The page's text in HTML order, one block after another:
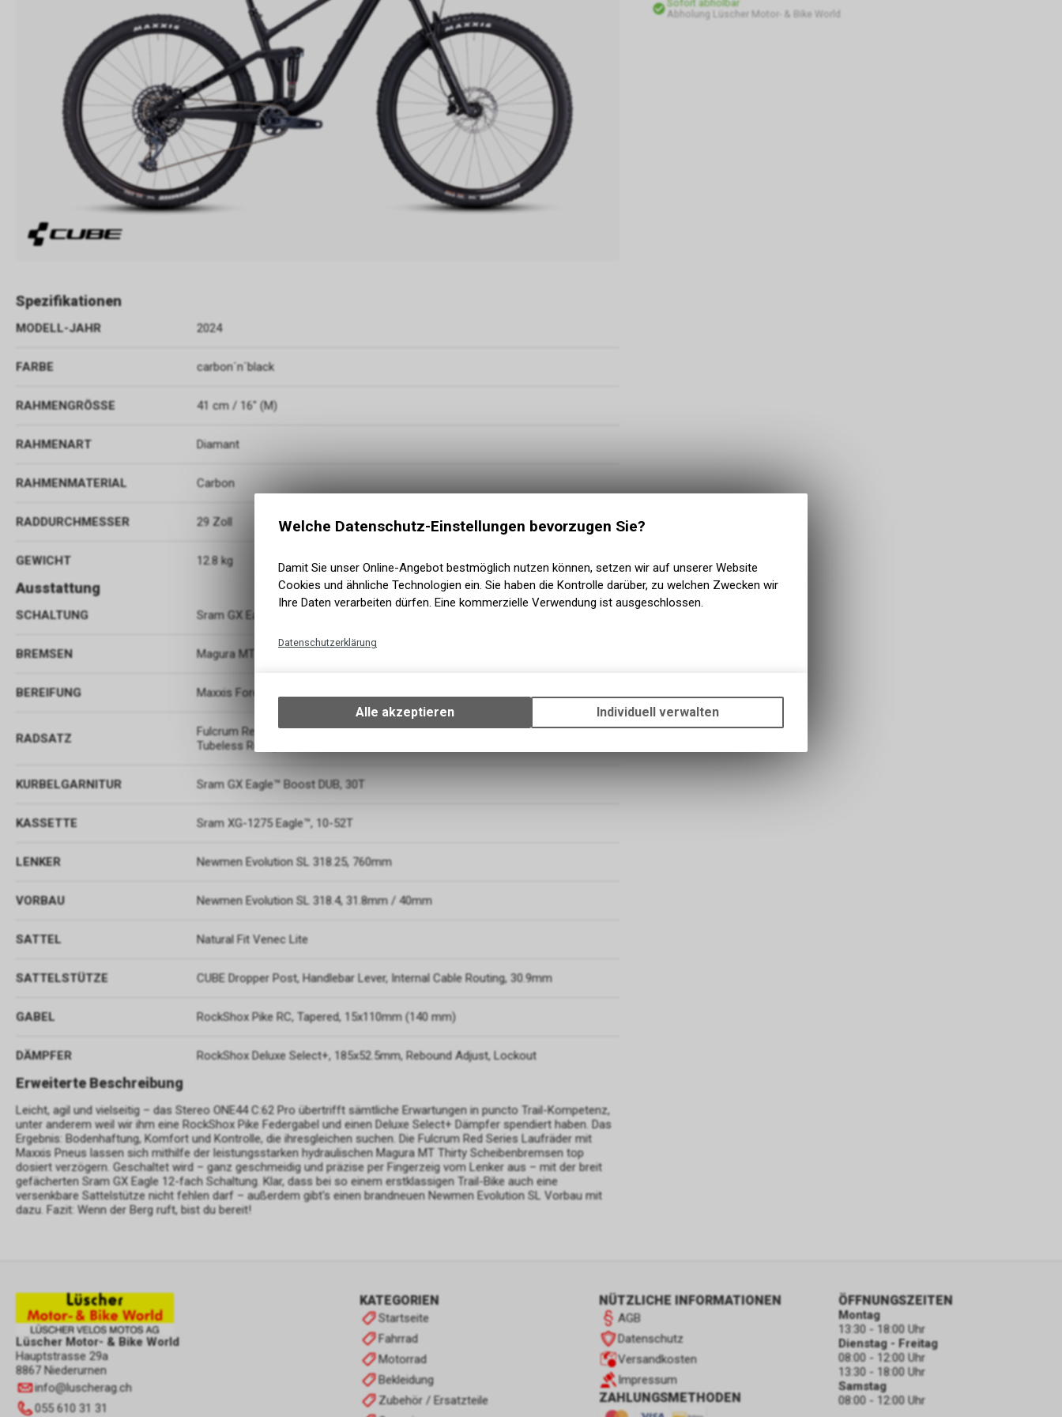
Sofort abholbar
Abholung Lüscher Motor- & Bike World
Spezifikationen
MODELL-JAHR 2024
FARBE carbon´n´black
RAHMENGRÖSSE 41 cm / 16" (M)
RAHMENART Diamant
RAHMENMATERIAL Carbon
RADDURCHMESSER 29 Zoll
GEWICHT 12.8 kg
Ausstattung
SCHALTUNG Sram GX Eagle™, 12-Speed
BREMSEN Magura MT Thirty, Front/Rear 2-Piston, Hydr. Disc Brake (180/180)
BEREIFUNG Maxxis Forekaster, EXO, Tubeless Ready, 2.35
RADSATZ
Fulcrum Red Fire 55 (27.5) / Red Metal 500 (29"), 15x110mm/12x148mm,
Tubeless Ready
KURBELGARNITUR Sram GX Eagle™ Boost DUB, 30T
KASSETTE Sram XG-1275 Eagle™, 10-52T
LENKER Newmen Evolution SL 318.25, 760mm
VORBAU Newmen Evolution SL 318.4, 31.8mm / 40mm
SATTEL Natural Fit Venec Lite
SATTELSTÜTZE CUBE Dropper Post, Handlebar Lever, Internal Cable Routing, 30.9mm
GABEL RockShox Pike RC, Tapered, 15x110mm (140 mm)
DÄMPFER RockShox Deluxe Select+, 185x52.5mm, Rebound Adjust, Lockout
Erweiterte Beschreibung
Leicht, agil und vielseitig – das Stereo ONE44 C:62 Pro übertrifft sämtliche Erwartungen in puncto Trail-Kompetenz,
unter anderem weil wir ihm eine RockShox Pike Federgabel und einen Deluxe Select+ Dämpfer spendiert haben. Das
Ergebnis: Bodenhaftung, Komfort und Kontrolle, die ihresgleichen suchen. Die Fulcrum Red Series Laufräder mit
Maxxis Pneus lassen sich mithilfe der leistungsstarken hydraulischen Magura MT Thirty Scheibenbremsen top
dosiert verzögern. Geschaltet wird – ganz geschmeidig und präzise per Fingerzeig vom Lenker aus – mit der breit
gefächerten Sram GX Eagle 12-fach Schaltung. Klar, dass bei so einem erstklassigen Trail-Bike auch eine
versenkbare Sattelstütze nicht fehlen darf – außerdem gibt's einen brandneuen Newmen Evolution SL Vorbau mit
dazu. Fazit: Wenn der Berg ruft, bist du bereit!
Lüscher Motor- & Bike World
Hauptstrasse 29a
8867 Niederurnen
info@luscherag.ch
055 610 31 31
KATEGORIEN
Startseite
Fahrrad
Motorrad
Bekleidung
Zubehör / Ersatzteile
NÜTZLICHE INFORMATIONEN
AGB
Datenschutz
Versandkosten
Impressum
ZAHLUNGSMETHODEN
ÖFFNUNGSZEITEN
Montag
13:30 - 18:00 Uhr
Dienstag - Freitag
08:00 - 12:00 Uhr
13:30 - 18:00 Uhr
Samstag
08:00 - 12:00 Uhr
Welche Datenschutz-Einstellungen bevorzugen Sie?
Damit Sie unser Online-Angebot bestmöglich nutzen können, setzen wir auf unserer Website
Cookies und ähnliche Technologien ein. Sie haben die Kontrolle darüber, zu welchen Zwecken wir
Ihre Daten verarbeiten dürfen. Eine kommerzielle Verwendung ist ausgeschlossen.
Datenschutzerklärung
Ihrem Gerät, um die grundlegenden Funktionen unseres Online-Angebots, wie die
Verwendung des Warenkorbs, zu ermöglichen. Bitte beachten Sie, dass die
zulassen.
Alle akzeptieren Individuell verwalten